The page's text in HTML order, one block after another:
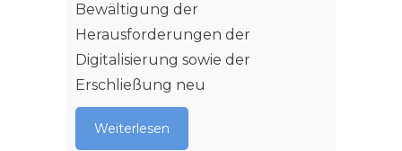
Bewältigung der
Herausforderungen der
Digitalisierung sowie der
Erschließung neu
Weiterlesen